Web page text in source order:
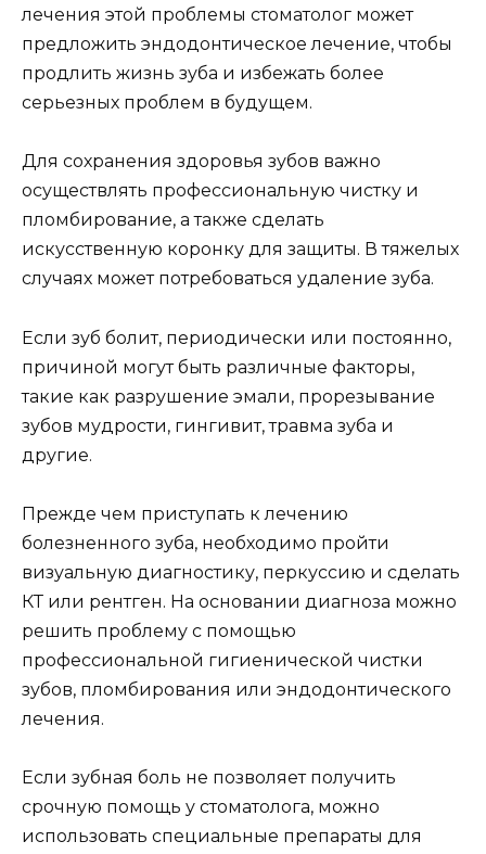
лечения этой проблемы стоматолог может
предложить эндодонтическое лечение, чтобы
продлить жизнь зуба и избежать более
серьезных проблем в будущем.
Для сохранения здоровья зубов важно
осуществлять профессиональную чистку и
пломбирование, а также сделать
искусственную коронку для защиты. В тяжелых
случаях может потребоваться удаление зуба.
Если зуб болит, периодически или постоянно,
причиной могут быть различные факторы,
такие как разрушение эмали, прорезывание
зубов мудрости, гингивит, травма зуба и
другие.
Прежде чем приступать к лечению
болезненного зуба, необходимо пройти
визуальную диагностику, перкуссию и сделать
КТ или рентген. На основании диагноза можно
решить проблему с помощью
профессиональной гигиенической чистки
зубов, пломбирования или эндодонтического
лечения.
Если зубная боль не позволяет получить
срочную помощь у стоматолога, можно
использовать специальные препараты для